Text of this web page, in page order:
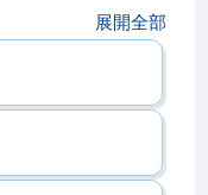
展開全部